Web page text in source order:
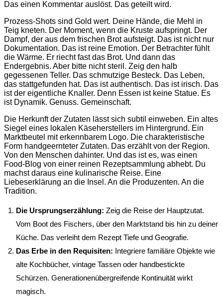
Das einen Kommentar auslöst. Das geteilt wird.
Prozess-Shots sind Gold wert. Deine Hände, die Mehl in
Teig kneten. Der Moment, wenn die Kruste aufspringt. Der
Dampf, der aus dem frischen Brot aufsteigt. Das ist nicht nur
Dokumentation. Das ist reine Emotion. Der Betrachter fühlt
die Wärme. Er riecht fast das Brot. Und dann das
Endergebnis. Aber bitte nicht steril. Zeig den halb
gegessenen Teller. Das schmutzige Besteck. Das Leben,
das stattgefunden hat. Das ist authentisch. Das ist irisch. Das
ist der eigentliche Knaller. Denn Essen ist keine Statue. Es
ist Dynamik. Genuss. Gemeinschaft.
Die Herkunft der Zutaten lässt sich subtil einweben. Ein altes
Siegel eines lokalen Käseherstellers im Hintergrund. Ein
Marktbeutel mit erkennbarem Logo. Die charakteristische
Form handgeernteter Zutaten. Das erzählt von der Region.
Von den Menschen dahinter. Und das ist es, was einen
Food-Blog von einer reinen Rezeptsammlung abhebt. Du
machst daraus eine kulinarische Reise. Eine
Liebeserklärung an die Insel. An die Produzenten. An die
Tradition.
Die Ursprungserzählung: Zeig die Reise der Hauptzutat.
Vom Boot des Fischers, über den Marktstand bis hin zu deiner
Küche. Das verleiht dem Rezept Tiefe und Geografie.
Das Erbe in den Requisiten: Integriere familiäre Objekte wie
alte Kochbücher, vintage Tassen oder handbestickte
Schürzen. Generationenübergreifende Kontinuität wirkt
magisch.